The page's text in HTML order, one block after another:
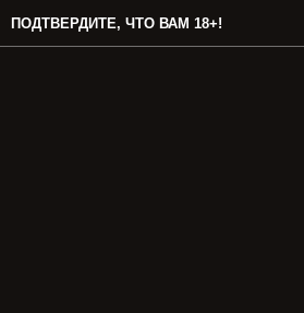
ПОДТВЕРДИТЕ, ЧТО ВАМ 18+!